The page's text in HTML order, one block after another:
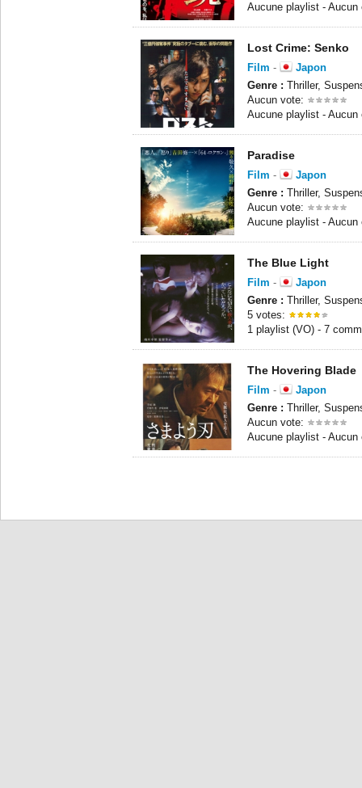
Aucune playlist - Aucun
Lost Crime: Senko
Film -
Japon
Genre : Thriller,
Aucun vote:
Aucune playlist - Aucun
Paradise
Film -
Japon
Genre : Thriller,
Aucun vote:
Aucune playlist - Aucun
The Blue Light
Film -
Japon
Genre : Thriller,
5 votes:
1 playlist (VO) - 7
The Hovering Blade
Film -
Japon
Genre : Thriller,
Aucun vote:
Aucune playlist - Aucun